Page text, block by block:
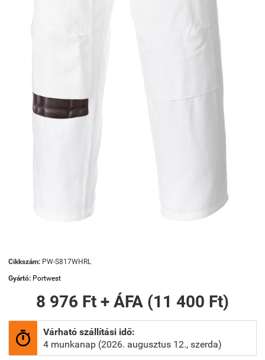
Cikkszám: PW-S817WHRL
Gyártó: Portwest
8 976 Ft + ÁFA (11 400 Ft)

Várható szállítási idő:
4 munkanap (2026. augusztus 12., szerda)